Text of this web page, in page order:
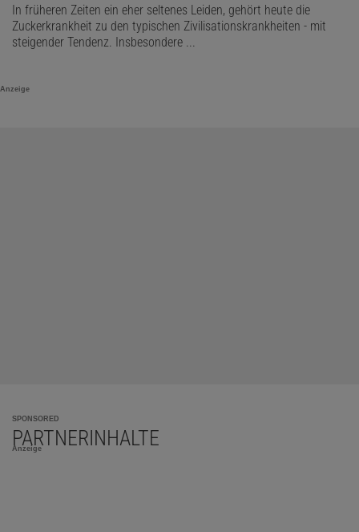
In früheren Zeiten ein eher seltenes Leiden, gehört heute die
Zuckerkrankheit zu den typischen Zivilisationskrankheiten - mit
steigender Tendenz. Insbesondere ...
Anzeige
SPONSORED
PARTNERINHALTE
Anzeige